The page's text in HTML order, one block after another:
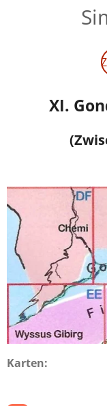
XI.
Karten: